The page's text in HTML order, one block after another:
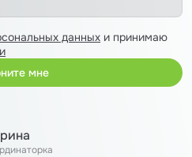
данных и принимаю